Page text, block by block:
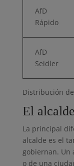
AfD
Rápido
AfD
Seidler
Distribución
El
La principal
alcalde es el
gobiernan. Un
o de una